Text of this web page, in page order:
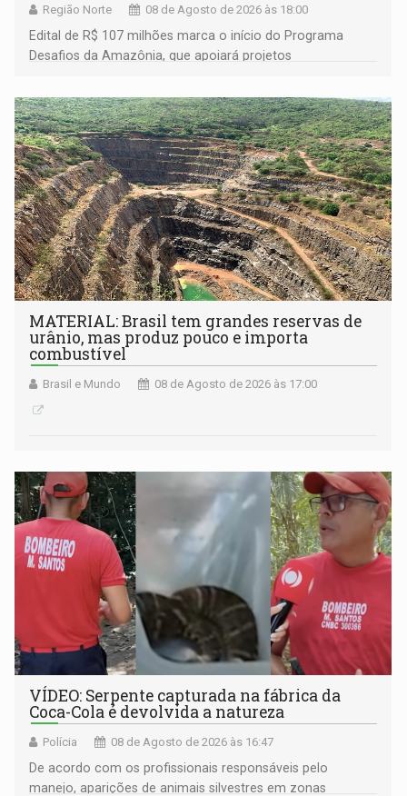
Região Norte 08 de Agosto de 2026 às 18:00
Edital de R$ 107 milhões marca o início do Programa
Desafios da Amazônia, que apoiará projetos
submissão de pré-propostas poderá ser feita até 1º de
setembro
MATERIAL: Brasil tem grandes reservas de
urânio, mas produz pouco e importa
combustível
Brasil e Mundo 08 de Agosto de 2026 às 17:00
VÍDEO: Serpente capturada na fábrica da
Coca-Cola é devolvida a natureza
Polícia 08 de Agosto de 2026 às 16:47
De acordo com os profissionais responsáveis pelo
manejo, aparições de animais silvestres em zonas